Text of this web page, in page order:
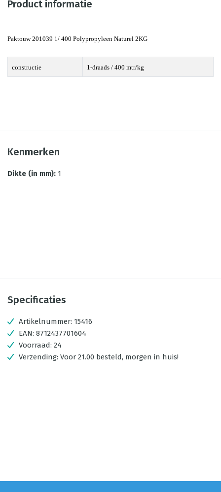
Product informatie
Paktouw 201039 1/ 400 Polypropyleen Naturel 2KG
constructie 1-draads / 400 mtr/kg
Kenmerken
Dikte (in mm): 1
Specificaties
Artikelnummer: 15416
EAN: 8712437701604
Voorraad: 24
Verzending: Voor 21.00 besteld, morgen in huis!